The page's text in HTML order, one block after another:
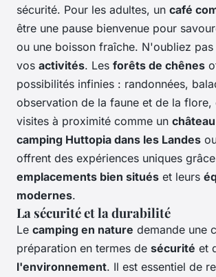
sécurité. Pour les adultes, un café
être une pause bienvenue pour
ou une boisson fraîche. N'oubliez
vos activités. Les forêts de chênes
possibilités infinies : randonnées,
observation de la faune et de la flore,
visites à proximité comme un château
camping Huttopia dans les Landes
offrent des expériences uniques
emplacements bien situés et leurs
modernes.
La sécurité et la durabilité
Le camping en nature demande une
préparation en termes de sécurité et
l'environnement. Il est essentiel de